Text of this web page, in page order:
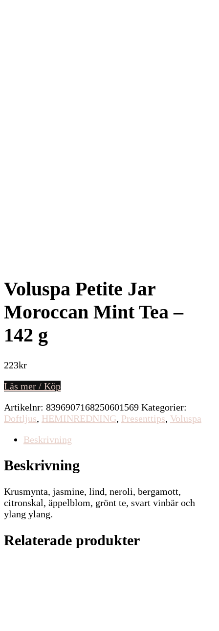
Voluspa Petite Jar
Moroccan Mint Tea –
142 g
223kr
Läs mer / Köp
Artikelnr: 8396907168250601569 Kategorier:
Doftljus, HEMINREDNING, Presenttips, Voluspa
Beskrivning
Beskrivning
Krusmynta, jasmine, lind, neroli, bergamott,
citronskal, äppelblom, grönt te, svart vinbär och
ylang ylang.
Relaterade produkter